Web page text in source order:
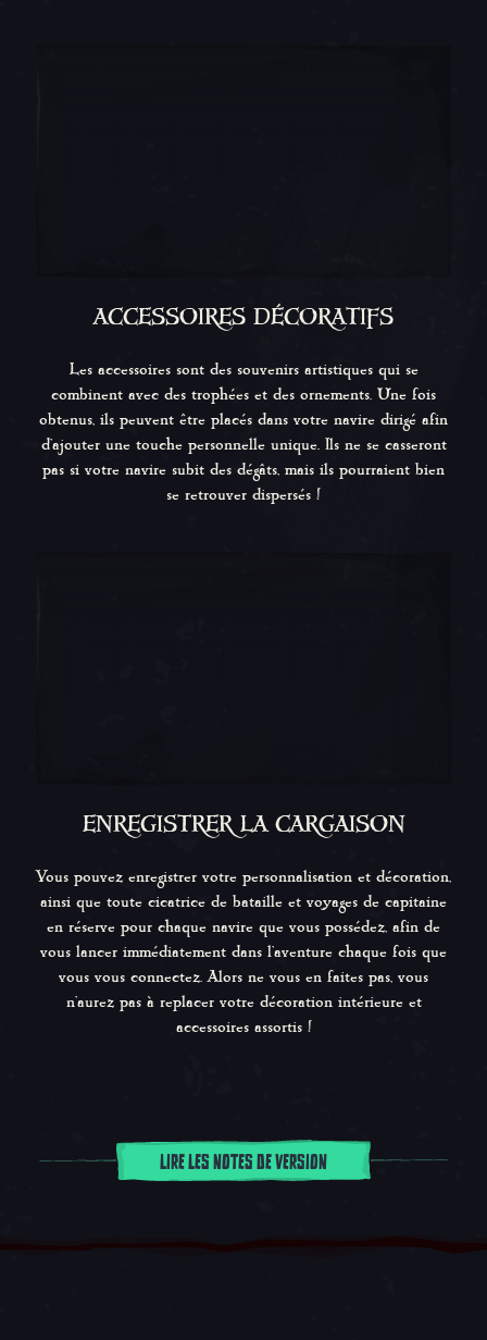
ACCESSOIRES DÉCORATIFS
Les accessoires sont des souvenirs artistiques qui se
combinent avec des trophées et des ornements. Une fois
obtenus, ils peuvent être placés dans votre navire dirigé afin
d'ajouter une touche personnelle unique. Ils ne se casseront
pas si votre navire subit des dégâts, mais ils pourraient bien
se retrouver dispersés !
ENREGISTRER LA CARGAISON
Vous pouvez enregistrer votre personnalisation et décoration,
ainsi que toute cicatrice de bataille et voyages de capitaine
en réserve pour chaque navire que vous possédez, afin de
vous lancer immédiatement dans l'aventure chaque fois que
vous vous connectez. Alors ne vous en faites pas, vous
n'aurez pas à replacer votre décoration intérieure et
accessoires assortis !
LIRE LES NOTES DE VERSION